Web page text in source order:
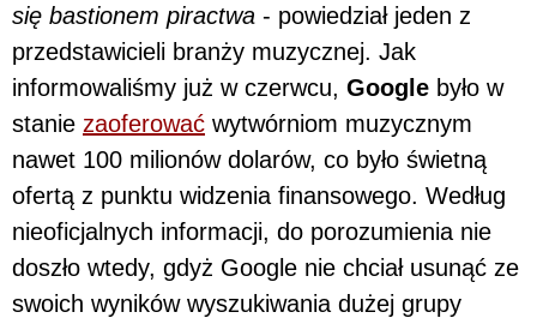
się bastionem piractwa - powiedział jeden z
przedstawicieli branży muzycznej. Jak
informowaliśmy już w czerwcu, Google było w
stanie zaoferować wytwórniom muzycznym
nawet 100 milionów dolarów, co było świetną
ofertą z punktu widzenia finansowego. Według
nieoficjalnych informacji, do porozumienia nie
doszło wtedy, gdyż Google nie chciał usunąć ze
swoich wyników wyszukiwania dużej grupy